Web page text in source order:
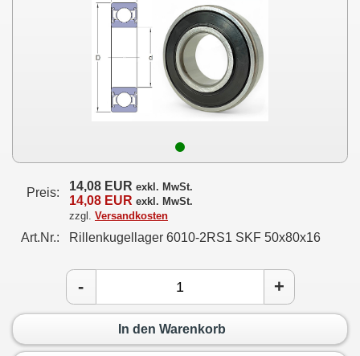
Preis: 14,08 EUR exkl. MwSt.
14,08 EUR exkl. MwSt.
zzgl. Versandkosten
Art.Nr.: Rillenkugellager 6010-2RS1 SKF 50x80x16
- +
In den Warenkorb